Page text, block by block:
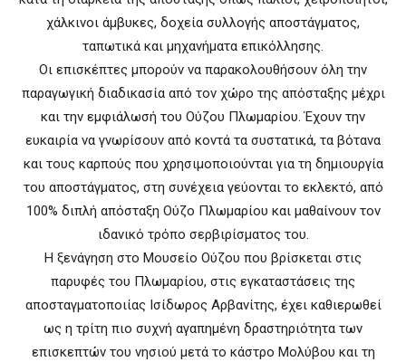
χάλκινοι άμβυκες, δοχεία συλλογής αποστάγματος,
ταπωτικά και μηχανήματα επικόλλησης.
Οι επισκέπτες μπορούν να παρακολουθήσουν όλη την
παραγωγική διαδικασία από τον χώρο της απόσταξης μέχρι
και την εμφιάλωσή του Ούζου Πλωμαρίου. Έχουν την
ευκαιρία να γνωρίσουν από κοντά τα συστατικά, τα βότανα
και τους καρπούς που χρησιμοποιούνται για τη δημιουργία
του αποστάγματος, στη συνέχεια γεύονται το εκλεκτό, από
100% διπλή απόσταξη Ούζο Πλωμαρίου και μαθαίνουν τον
ιδανικό τρόπο σερβιρίσματος του.
Η ξενάγηση στο Μουσείο Ούζου που βρίσκεται στις
παρυφές του Πλωμαρίου, στις εγκαταστάσεις της
αποσταγματοποιίας Ισίδωρος Αρβανίτης, έχει καθιερωθεί
ως η τρίτη πιο συχνή αγαπημένη δραστηριότητα των
επισκεπτών του νησιού μετά το κάστρο Μολύβου και τη